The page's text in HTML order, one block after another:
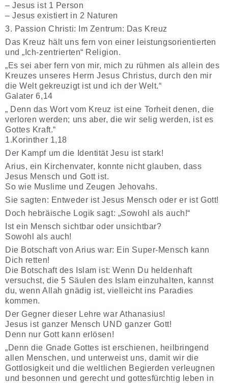
– Jesus ist 1 Person
– Jesus existiert in 2 Naturen
3. Passion Christi: Im Zentrum: Das Kreuz
Das Kreuz hält uns fern von einer leistungsorientierten
und „Ich-zentrierten“ Religion.
„Es sei aber fern von mir, mich zu rühmen als allein des
Kreuzes unseres Herrn Jesus Christus, durch den mir
die Welt gekreuzigt ist und ich der Welt.“
Galater 6,14
„ Denn das Wort vom Kreuz ist eine Torheit denen, die
verloren werden; uns aber, die wir selig werden, ist es
Gottes Kraft.“
1.Korinther 1,18
Der Kampf um die Identität Jesu ist stark!
Arius, ein Kirchenvater, konnte nicht glauben, dass
Jesus Mensch und Gott ist.
So wie Muslime und Zeugen Jehovahs.
Sie sagten: Entweder ist Jesus Mensch oder er ist Gott!
Doch hebräische Logik sagt: „Sowohl als auch!“
Ist ein Mensch sichtbar oder unsichtbar?
Sowohl als auch!
Die Botschaft von Arius war: Ein Super-Mensch kann
Dich retten!
Die Botschaft des Islam ist: Wenn Du heldenhaft
versuchst, die 5 Säulen des Islam einzuhalten, kannst
du, wenn Allah gnädig ist, vielleicht ins Paradies
kommen.
Der Gegner dieser Lehre war Athanasius!
Jesus ist ganzer Mensch UND ganzer Gott!
Denn nur Gott kann erlösen!
„Denn die Gnade Gottes ist erschienen, heilbringend
allen Menschen, und unterweist uns, damit wir die
Gottlosigkeit und die weltlichen Begierden verleugnen
und besonnen und gerecht und gottesfürchtig leben in